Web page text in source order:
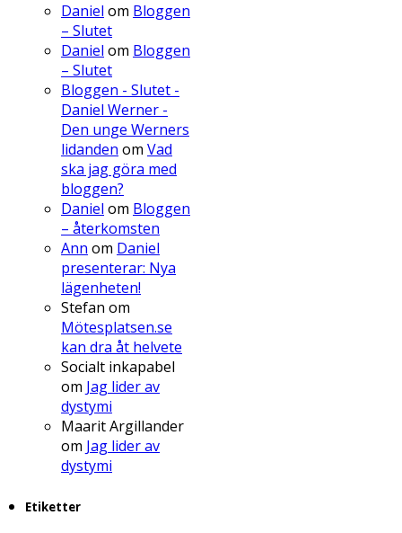
Daniel om Bloggen
– Slutet
Daniel om Bloggen
– Slutet
Bloggen - Slutet -
Daniel Werner -
Den unge Werners
lidanden om Vad
ska jag göra med
bloggen?
Daniel om Bloggen
– återkomsten
Ann om Daniel
presenterar: Nya
lägenheten!
Stefan om
Mötesplatsen.se
kan dra åt helvete
Socialt inkapabel
om Jag lider av
dystymi
Maarit Argillander
om Jag lider av
dystymi
Etiketter